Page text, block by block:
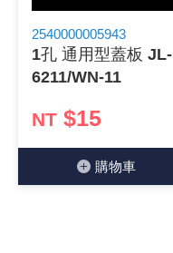
2540000005943
1孔 通用型蓋板 JL-
6211/WN-11
NT $15
購物⾞